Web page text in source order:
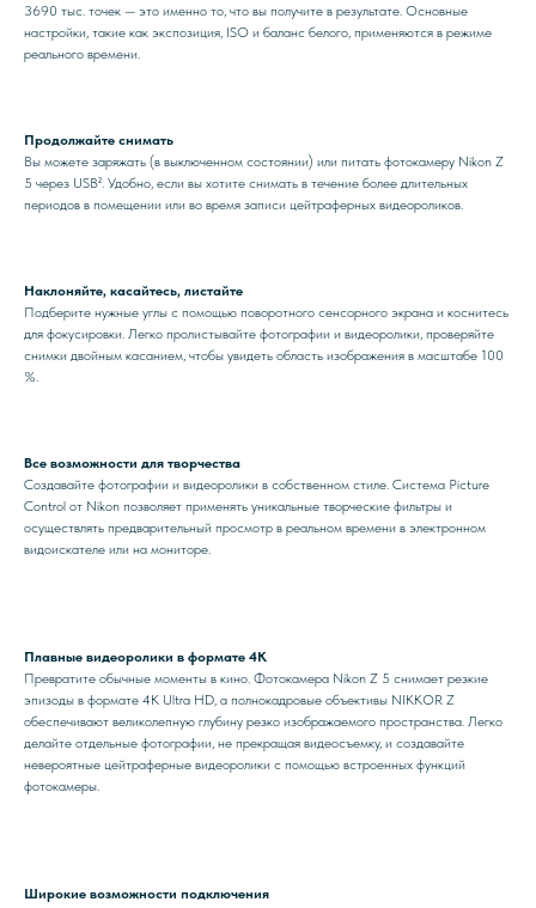
3690 тыс. точек — это именно то, что вы получите в результате. Основные
настройки, такие как экспозиция, ISO и баланс белого, применяются в режиме
реального времени.
Продолжайте снимать
Вы можете заряжать (в выключенном состоянии) или питать фотокамеру Nikon Z
5 через USB². Удобно, если вы хотите снимать в течение более длительных
периодов в помещении или во время записи цейтраферных видеороликов.
Наклоняйте, касайтесь, листайте
Подберите нужные углы с помощью поворотного сенсорного экрана и коснитесь
для фокусировки. Легко пролистывайте фотографии и видеоролики, проверяйте
снимки двойным касанием, чтобы увидеть область изображения в масштабе 100
%.
Все возможности для творчества
Создавайте фотографии и видеоролики в собственном стиле. Система Picture
Control от Nikon позволяет применять уникальные творческие фильтры и
осуществлять предварительный просмотр в реальном времени в электронном
видоискателе или на мониторе.
Плавные видеоролики в формате 4K
Превратите обычные моменты в кино. Фотокамера Nikon Z 5 снимает резкие
эпизоды в формате 4K Ultra HD, а полнокадровые объективы NIKKOR Z
обеспечивают великолепную глубину резко изображаемого пространства. Легко
делайте отдельные фотографии, не прекращая видеосъемку, и создавайте
невероятные цейтраферные видеоролики с помощью встроенных функций
фотокамеры.
Широкие возможности подключения